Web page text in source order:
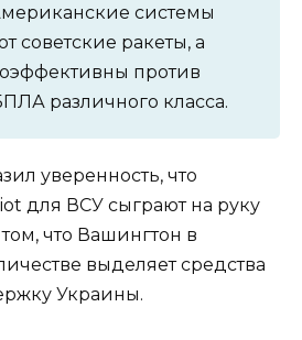
системы
советские ракеты, а
против
различного класса.
уверенность, что
для ВСУ сыграют на руку
что Вашингтон в
выделяет средства
Украины.